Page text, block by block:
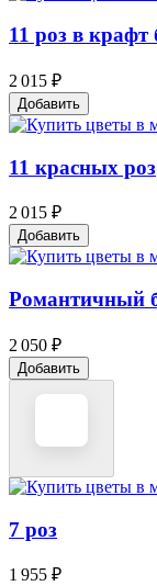
11 роз в крафт
2 015 ₽
Добавить
11 красных роз
2 015 ₽
Добавить
Романтичный
2 050 ₽
Добавить
7 роз
1 955 ₽